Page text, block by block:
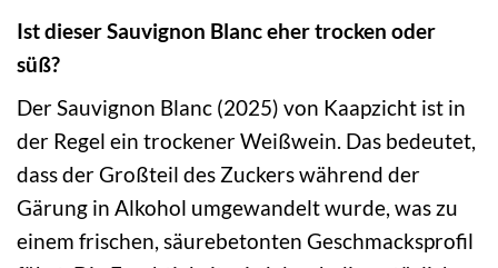
Ist dieser Sauvignon Blanc eher trocken oder
süß?
Der Sauvignon Blanc (2025) von Kaapzicht ist in
der Regel ein trockener Weißwein. Das bedeutet,
dass der Großteil des Zuckers während der
Gärung in Alkohol umgewandelt wurde, was zu
einem frischen, säurebetonten Geschmacksprofil